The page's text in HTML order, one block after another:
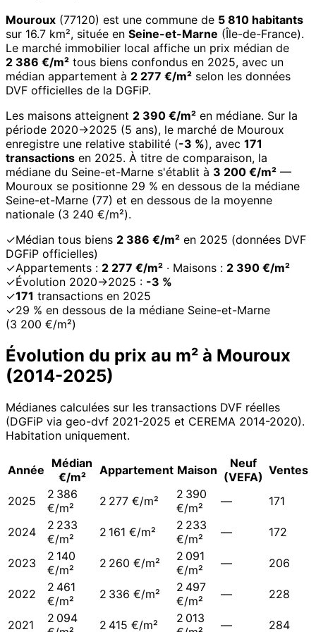
Mouroux (77120) est une commune de 5 810 habitants
sur 16.7 km², située en Seine-et-Marne (Île-de-France).
Le marché immobilier local affiche un prix médian de
2 386 €/m² tous biens confondus en 2025, avec un
médian appartement à 2 277 €/m² selon les données
DVF officielles de la DGFiP.
Les maisons atteignent 2 390 €/m² en médiane. Sur la
période 2020→2025 (5 ans), le marché de Mouroux
enregistre une relative stabilité (-3 %), avec 171
transactions en 2025. À titre de comparaison, la
médiane du Seine-et-Marne s'établit à 3 200 €/m² —
Mouroux se positionne 29 % en dessous de la médiane
Seine-et-Marne (77) et en dessous de la moyenne
nationale (3 240 €/m²).
✓Médian tous biens 2 386 €/m² en 2025 (données DVF
DGFiP officielles)
✓Appartements : 2 277 €/m² · Maisons : 2 390 €/m²
✓Évolution 2020→2025 : -3 %
✓171 transactions en 2025
✓29 % en dessous de la médiane Seine-et-Marne
(3 200 €/m²)
Évolution du prix au m² à Mouroux
(2014-2025)
Médianes calculées sur les transactions DVF réelles
(DGFiP via geo-dvf 2021-2025 et CEREMA 2014-2020).
Habitation uniquement.
Année Médian
€/m²
Appartement Maison
Neuf
(VEFA) Ventes
2025
2 386
€/m²
2 277 €/m²
2 390
€/m²
— 171
2024
2 233
€/m²
2 161 €/m²
2 233
€/m²
— 172
2023
2 140
€/m²
2 260 €/m²
2 091
€/m²
— 206
2022
2 461
€/m²
2 336 €/m²
2 497
€/m²
— 228
2021
2 094
2 415 €/m²
2 013
— 284